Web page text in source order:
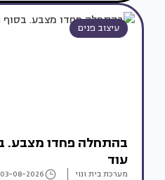
עיצוב פנים
בהתחלה פחדו מצבע.
עוד
מערכת בית ונוי 03-08-2026